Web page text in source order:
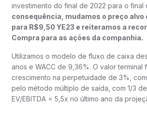
investimento do final de 2022 para o final
consequência, mudamos o preço alvo
para R$9,50 YE23 e reiteramos a
Compra para as ações da companhia.
Utilizamos o modelo de fluxo de caixa
anos e WACC de 9,36%. O valor terminal
crescimento na perpetuidade de 3%,
pelo método múltiplo de saída, com 1/3
EV/EBITDA = 5,5x no último ano da